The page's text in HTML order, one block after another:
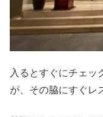
入るとすぐにチェッ
が、その脇にすぐレ